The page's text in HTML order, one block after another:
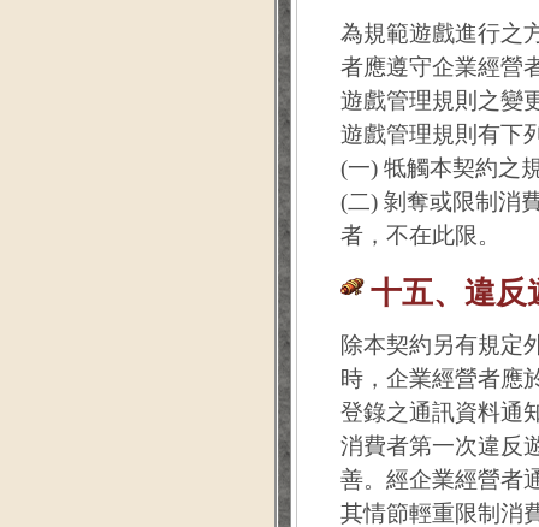
為規範遊戲進行之
者應遵守企業經營
遊戲管理規則之變
遊戲管理規則有下
(一) 牴觸本契約之
(二) 剝奪或限制消
者，不在此限。
十五、違反
除本契約另有規定
時，企業經營者應
登錄之通訊資料通
消費者第一次違反
善。經企業經營者
其情節輕重限制消